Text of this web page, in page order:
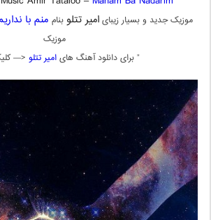
موزیک جدید و بسیار زیبایامیر تتلوبنام منم با
موزیک
” برای دانلود آهنگ هایامیر تتلو <—